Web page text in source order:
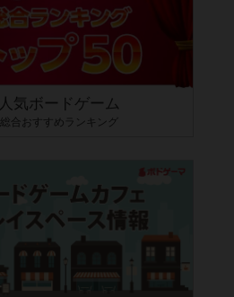
人気ボードゲーム
総合おすすめランキング